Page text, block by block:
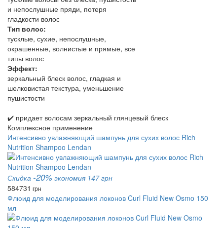
и непослушные пряди, потеря
гладкости волос
Тип волос:
тусклые, сухие, непослушные,
окрашенные, волнистые и прямые, все
типы волос
Эффект:
зеркальный блеск волос, гладкая и
шелковистая текстура, уменьшение
пушистости
✔️ придает волосам зеркальный глянцевый блеск
Комплексное применение
Интенсивно увлажняющий шампунь для сухих волос Rich
Nutrition Shampoo Lendan
Скидка -20% экономия 147 грн
584731 грн
Флюид для моделирования локонов Curl Fluid New Osmo 150
мл